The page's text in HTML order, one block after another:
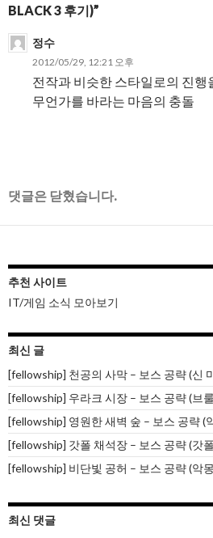
BLACK 3 후기)”
정수
2012/05/29, 12:21 오후
전작과 비슷한 스타일로의 진행
무언가를 바라는 마음의 충돌
댓글은 닫혔습니다.
추천 사이트
IT/게임 소식 모아보기
최신 글
[fellowship] 천공의 사막 – 보스 공략 (신
[fellowship] 우라크 시장 – 보스 공략 (브
[fellowship] 영원한 새벽 숲 – 보스 공략 (
[fellowship] 갓폴 채석장 – 보스 공략 (갓
[fellowship] 비단빛 공허 – 보스 공략 (악
최신 댓글